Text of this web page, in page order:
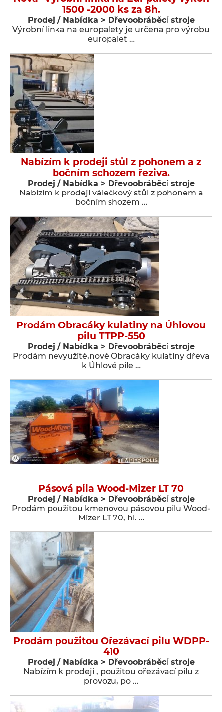
1500 -2000 ks za 8h.
Prodej / Nabídka > Dřevoobráběcí stroje
Výrobní linka na europalety je určena pro výrobu
europalet …
Nabízím k prodeji stůl z pohonem a z
bočním schozem řeziva.
Prodej / Nabídka > Dřevoobráběcí stroje
Nabízím k prodeji válečkový stůl z pohonem a
bočním shozem …
Prodám Obracáky kulatiny na Úhlovou
pilu TTPP-550
Prodej / Nabídka > Dřevoobráběcí stroje
Prodám nevyužité,nové Obracáky kulatiny dřeva
k Úhlové pile …
Pásová pila Wood-Mizer LT 70
Prodej / Nabídka > Dřevoobráběcí stroje
Prodám použitou kmenovou pásovou pilu Wood-
Mizer LT 70, hl. …
Prodám použitou Ořezávací pilu WDPP-
410
Prodej / Nabídka > Dřevoobráběcí stroje
Nabízím k prodeji , použitou ořezávací pilu z
provozu, po …